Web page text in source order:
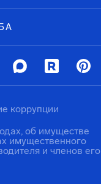
коррупции
об имуществе
имущественного
и членов его